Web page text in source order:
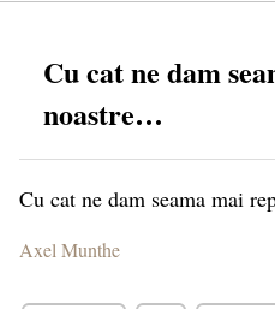
Cu cat ne dam
noastre…
Cu cat ne dam seama mai
Axel Munthe